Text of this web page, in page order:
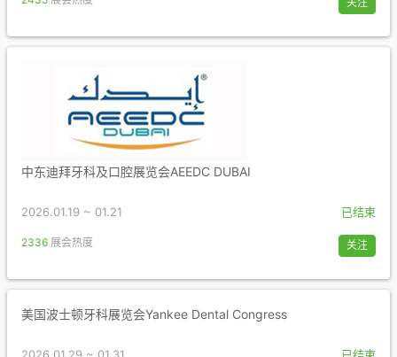
中东迪拜牙科及口腔展览会AEEDC DUBAI
2026.01.19 ~ 01.21 已结束
2336 展会热度 关注
美国波士顿牙科展览会Yankee Dental Congress